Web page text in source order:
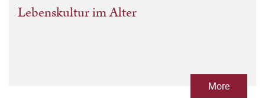
Lebenskultur im Alter
More